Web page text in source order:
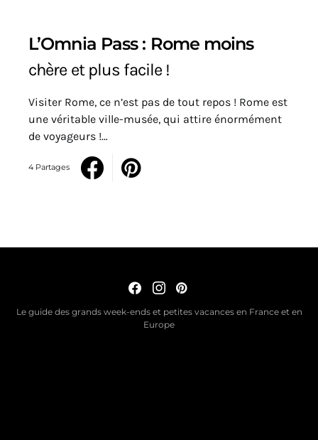
L’Omnia Pass : Rome moins
chère et plus facile !
Visiter Rome, ce n’est pas de tout repos ! Rome est
une véritable ville-musée, qui attire énormément
de voyageurs !…
4 Partages
Le guide des grands week-ends et petites vacances en France et en
Europe